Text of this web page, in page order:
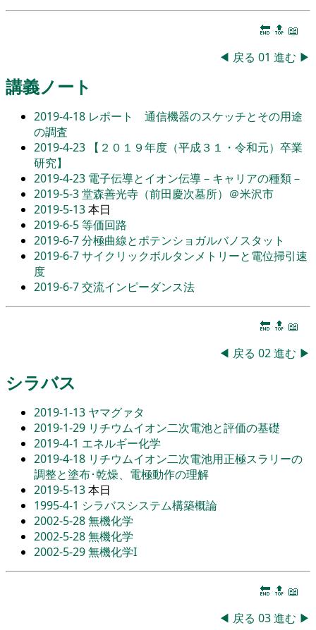
🔚 🔝 📖
◀ 戻る 01 進む ▶
講義ノート
2019-4-18 レポート 通信機器のスケッチとその用途
の調査
2019-4-23
【２０１９年度（平成３１・令和元）卒業
研究】
2019-4-23 電子伝導とイオン伝導－キャリアの種類－
2019-5-3堂森善光寺（前田慶次墓所）＠米沢市
2019-5-13本日
2019-6-5等価回路
2019-6-7分極曲線とポテンショガルバノスタット
2019-6-7サイクリックボルタンメトリーと電位掃引速
度
2019-6-7交流インピーダンス法
🔚 🔝 📖
◀ 戻る 02進む ▶
シラバス
2019-1-13 ヤマグァタ
2019-1-29 リチウムイオン二次電池と評価の基礎
2019-4-1 エネルギー化学
2019-4-18 リチウムイオン二次電池用正極スラリーの
調整と塗布･乾燥、電極動作の理解
2019-5-13本日
1995-4-1 シラバスシステム構築概論
2002-5-28無機化学
2002-5-28無機化学
2002-5-29無機化学I
🔚 🔝 📖
◀ 戻る 03進む ▶